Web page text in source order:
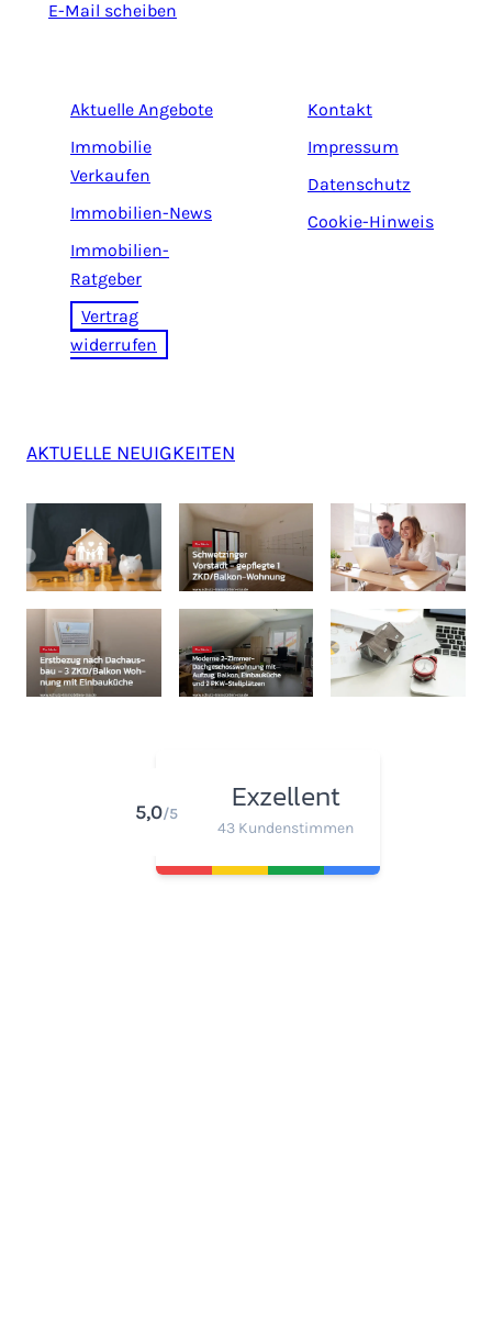
E-Mail scheiben
Aktuelle Angebote
Immobilie
Verkaufen
Immobilien-News
Immobilien-
Ratgeber
Vertrag
widerrufen
Kontakt
Impressum
Datenschutz
Cookie-Hinweis
AKTUELLE NEUIGKEITEN
5,0/5 Exzellent
43 Kundenstimmen